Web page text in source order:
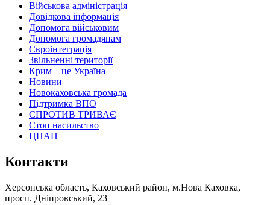
Військова адміністрація
Довідкова інформація
Допомога військовим
Допомога громадянам
Євроінтеграція
Звільненні території
Крим – це Україна
Новини
Новокаховська громада
Підтримка ВПО
СПРОТИВ ТРИВАЄ
Стоп насильство
ЦНАП
Контакти
Херсонська область, Каховський район, м.Нова Каховка,
просп. Дніпровський, 23